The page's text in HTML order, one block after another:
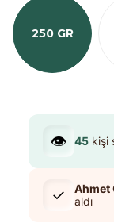
250 GR
👁️ 45 kişi
✓ Ahmet
aldı